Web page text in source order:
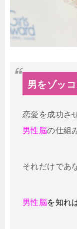
男をゾッ
恋愛を成功さ
男性脳の仕組
それだけであ
男性脳を知れ